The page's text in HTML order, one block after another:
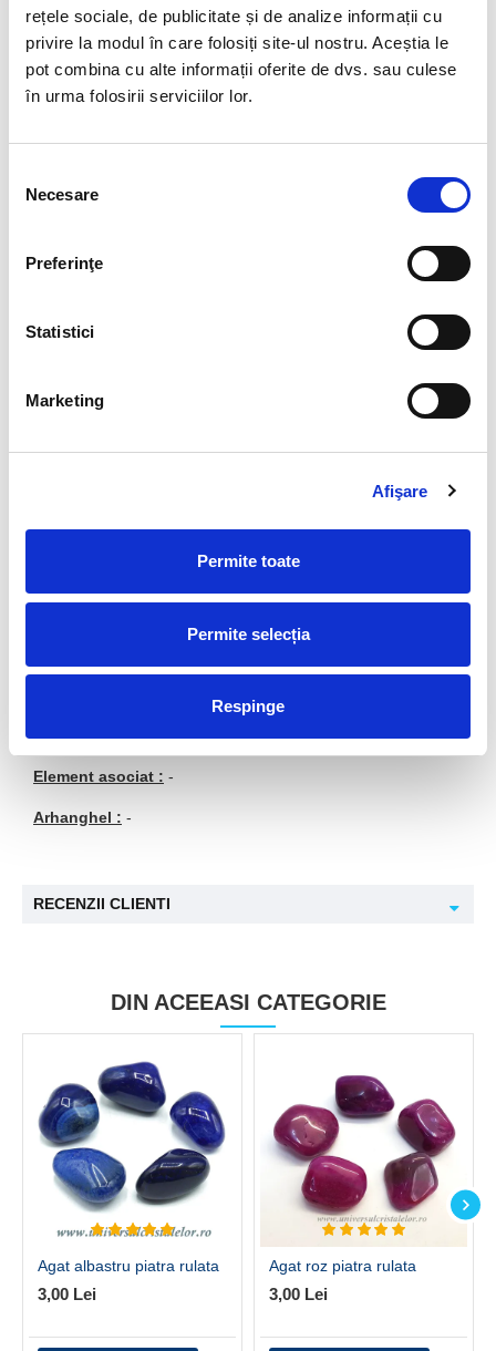
rețele sociale, de publicitate și de analize informații cu
privire la modul în care folosiți site-ul nostru. Aceștia le
pot combina cu alte informații oferite de dvs. sau culese
în urma folosirii serviciilor lor.
consimțământului
Necesare
Preferinţe
Statistici
Marketing
Afişare
Permite toate
Permite selecția
Respinge
Varietate de calcedonie fin stratificata, alcatuita din
paturi succesive divers colorate
albastre si verzi.
Luciu : sticlos
Tara de origine
Statele Unite, India, Maroc, Cehia, Brazilia,
Fecioara (agata de muschi), Balanta, Scorpion (agat de
Botswana), Sagetator (agata de foc), Capricorn, Varsator,
Chakra :-
Element asociat : -
Arhanghel : -
RECENZII CLIENTI
DIN ACEEASI CATEGORIE
Agat albastru piatra rulata
3,00 Lei
Agat roz piatra rulata
3,00 Lei